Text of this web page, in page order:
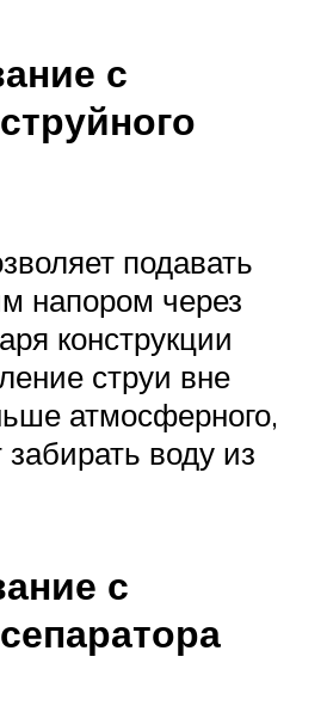
с
подавать
напором через
конструкции
струи вне
атмосферного,
забирать воду из
с